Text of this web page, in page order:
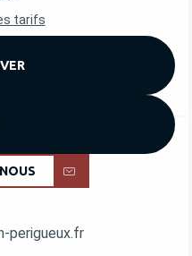
tarifs
perigueux.fr